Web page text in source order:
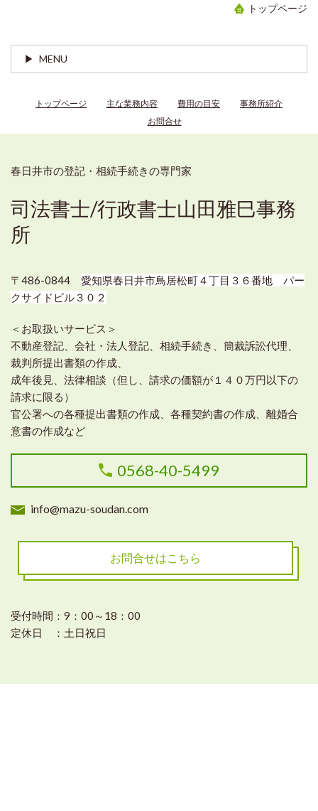
トップページ
MENU
トップページ 主な業務内容 費用の目安
事務所紹介
お問合せ
春日井市の登記・相続手続きの専門家
司法書士/行政書士山田雅巳事務
所
〒486-0844 愛知県春日井市鳥居松町４丁目３６番地 パー
クサイドビル３０２
＜お取扱いサービス＞
不動産登記、会社・法人登記、相続手続き、簡裁訴訟代理、
裁判所提出書類の作成、
成年後見、法律相談（但し、請求の価額が１４０万円以下の
請求に限る）
官公署への各種提出書類の作成、各種契約書の作成、離婚合
意書の作成など
0568-40-5499
info@mazu-soudan.com
お問合せはこちら
受付時間：9：00～18：00
定休日 ：土日祝日